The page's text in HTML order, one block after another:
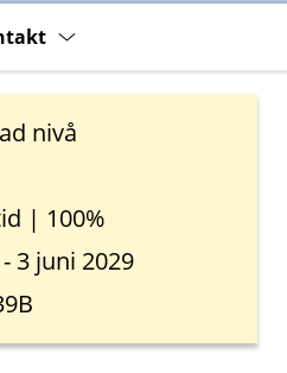
nivå
| 100%
3 juni 2029